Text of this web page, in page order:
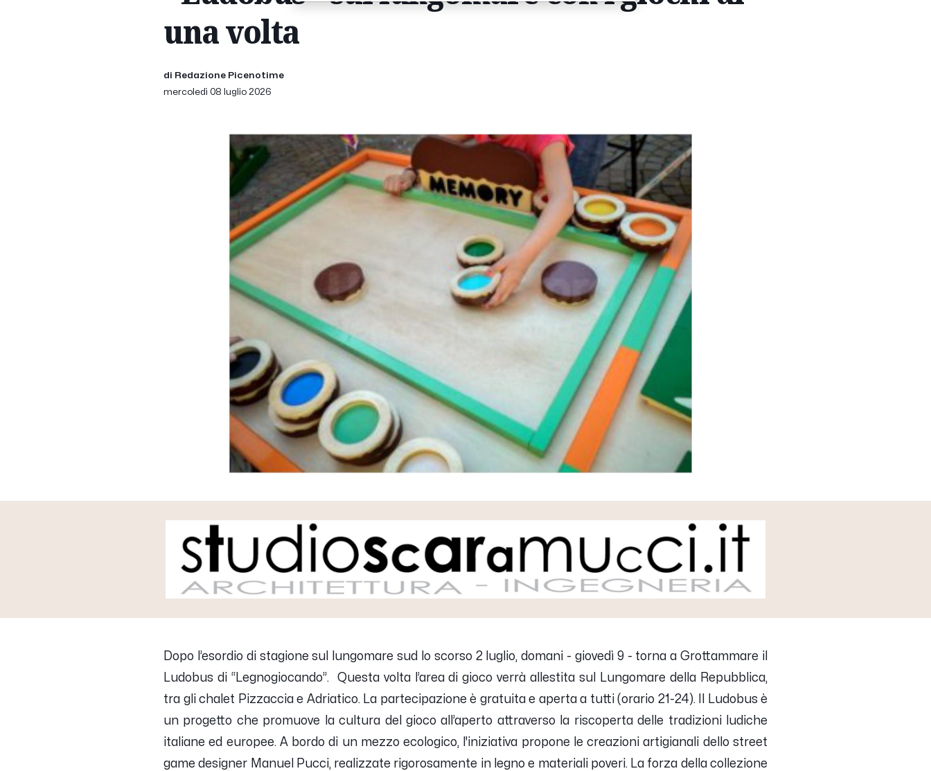
una volta
di Redazione Picenotime
mercoledì 08 luglio 2026
Dopo l’esordio di stagione sul lungomare sud lo scorso 2 luglio, domani - giovedì 9 - torna a Grottammare il
Ludobus di “Legnogiocando”. Questa volta l’area di gioco verrà allestita sul Lungomare della Repubblica,
tra gli chalet Pizzaccia e Adriatico. La partecipazione è gratuita e aperta a tutti (orario 21-24). Il Ludobus è
un progetto che promuove la cultura del gioco all’aperto attraverso la riscoperta delle tradizioni ludiche
italiane ed europee. A bordo di un mezzo ecologico, l'iniziativa propone le creazioni artigianali dello street
game designer Manuel Pucci, realizzate rigorosamente in legno e materiali poveri. La forza della collezione